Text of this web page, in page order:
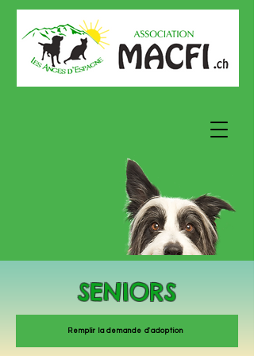
SENIORS
Remplir la demande d'adoption